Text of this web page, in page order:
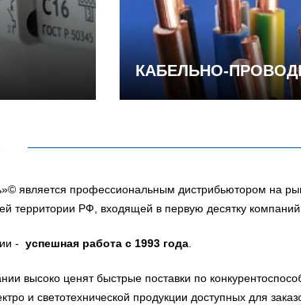
КАБЕЛЬНО-
является профессиональным дистрибьютором на
территории РФ, входящей в первую десятку компаний
- успешная работа с 1993 года
высоко ценят быстрые поставки по
и светотехнической продукции доступных для